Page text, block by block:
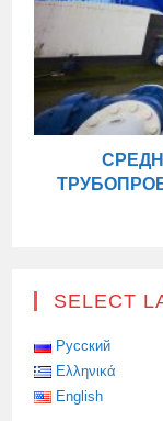
SELECT
Русский
Ελληνικά
English